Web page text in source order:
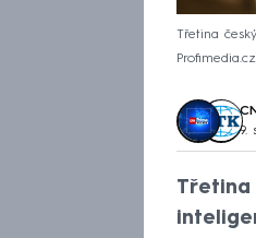
Třetina
Profimedia.cz
9.
Třetina